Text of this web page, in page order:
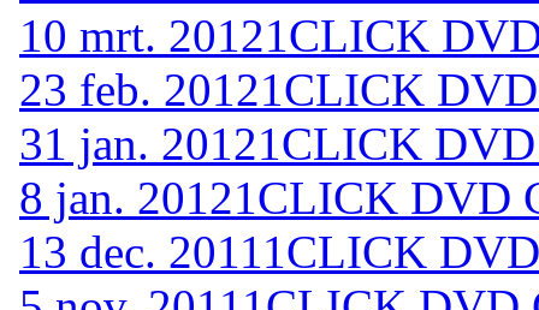
10 mrt. 20121CLICK
23 feb. 20121CLICK
31 jan. 20121CLICK
8 jan. 20121CLICK DVD
13 dec. 20111CLICK